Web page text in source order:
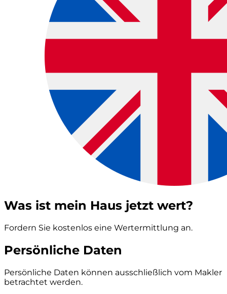
Was ist mein Haus jetzt wert?
Fordern Sie kostenlos eine Wertermittlung an.
Persönliche Daten
Persönliche Daten können ausschließlich vom Makler
betrachtet werden.